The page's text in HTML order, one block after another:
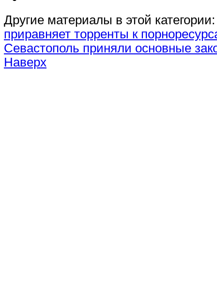
Другие материалы в этой категории:
приравняет торренты к
Севастополь приняли основные
Наверх